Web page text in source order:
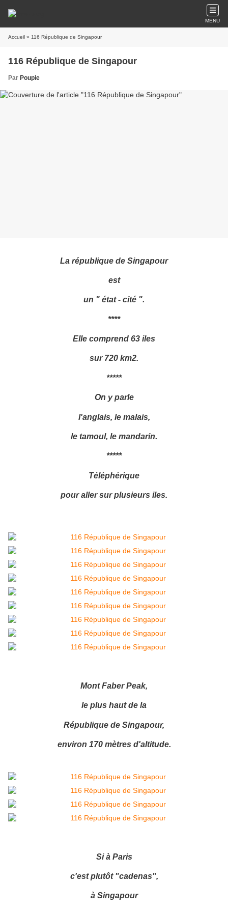
MENU
Accueil » 116 République de Singapour
116 République de Singapour
Par Poupie
La république de Singapour
est
un " état - cité ".
****
Elle comprend 63 iles
sur 720 km2.
*****
On y parle
l'anglais, le malais,
le tamoul, le mandarin.
*****
Téléphérique
pour aller sur plusieurs iles.
Mont Faber Peak,
le plus haut de la
République de Singapour,
environ 170 mètres d'altitude.
Si à Paris
c'est plutôt "cadenas",
à Singapour